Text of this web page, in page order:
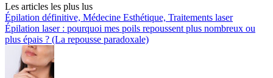
Les articles les plus lus
Épilation définitive, Médecine Esthétique, Traitements laser
Épilation laser : pourquoi mes poils repoussent plus nombreux ou
plus épais ? (La repousse paradoxale)